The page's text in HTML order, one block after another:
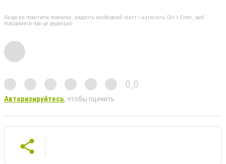
Якщо ви помітили помилку, виділіть необхідний текст і натисніть Ctrl + Enter, щоб
повідомити про це редакцію
0,0
Авторизируйтесь, чтобы оценить